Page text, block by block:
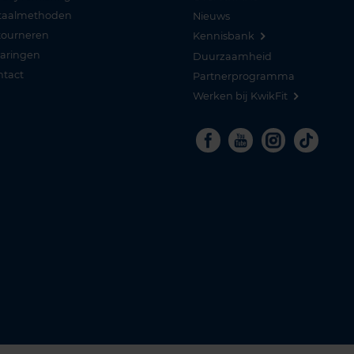
Nieuws
Kennisbank
Duurzaamheid
Partnerprogramma
Werken bij KwikFit
Facebook
YoutubeInstagram
Tiktok